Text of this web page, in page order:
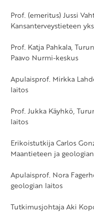
Prof. (emeritus) Jussi
Kansanterveystieteen
Prof. Katja Pahkala,
Paavo Nurmi-keskus
Apulaisprof. Mirkka
laitos
Prof. Jukka Käyhkö,
laitos
Erikoistutkija Carlos
Maantieteen ja
Apulaisprof. Nora
geologian laitos
Tutkimusjohtaja Aki